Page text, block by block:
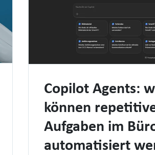
Copilot Agents:
können
Aufgaben im
automatisiert